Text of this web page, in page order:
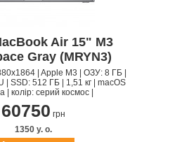
Air 15" M3
Gray (MRYN3)
| Apple M3 | ОЗУ: 8 ГБ |
| SSD: 512 ГБ | 1,51 кг | macOS
| колір: серий космос |
60750 грн
1350 y. о.